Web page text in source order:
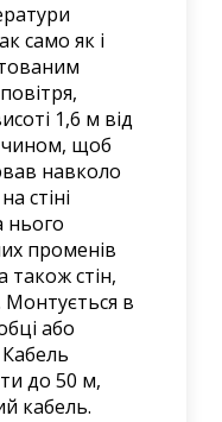
само як і
1,6 м від
чином, щоб
навколо
стіні
нього
променів
також стін,
Монтується в
або
до 50 м,
кабель.